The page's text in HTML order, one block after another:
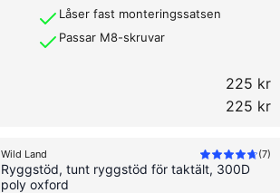
Låser fast monteringssatsen
Passar M8-skruvar
225 kr
225 kr
Wild Land (7)
Ryggstöd, tunt ryggstöd för taktält, 300D
poly oxford